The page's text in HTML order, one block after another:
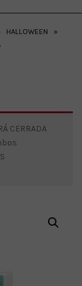
HALLOWEEN
»
CERRADA